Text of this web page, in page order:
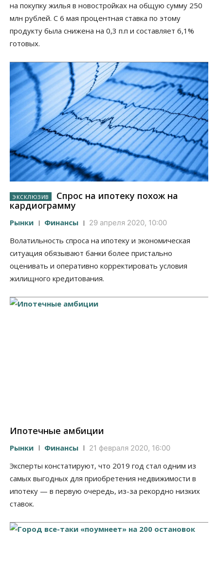
на покупку жилья в новостройках на общую сумму 250
млн рублей. С 6 мая процентная ставка по этому
продукту была снижена на 0,3 п.п и составляет 6,1%
готовых.
Спрос на ипотеку похож на
кардиограмму
Рынки Финансы 29 апреля 2020, 10:00
Волатильность спроса на ипотеку и экономическая
ситуация обязывают банки более пристально
оценивать и оперативно корректировать условия
жилищного кредитования.
Ипотечные амбиции
Рынки Финансы 21 февраля 2020, 16:00
Эксперты констатируют, что 2019 год стал одним из
самых выгодных для приобретения недвижимости в
ипотеку — в первую очередь, из-за рекордно низких
ставок.